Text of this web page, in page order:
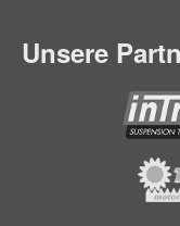
Unsere